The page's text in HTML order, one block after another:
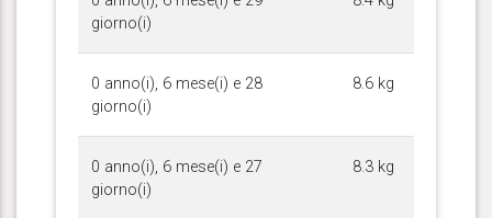
giorno(i)
0 anno(i), 6 mese(i) e 28
giorno(i)
8.6 kg
0 anno(i), 6 mese(i) e 27
giorno(i)
8.3 kg